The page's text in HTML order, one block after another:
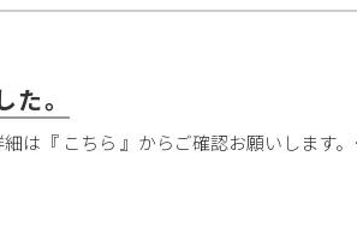
。
は『 こちら 』からご確認お願いします